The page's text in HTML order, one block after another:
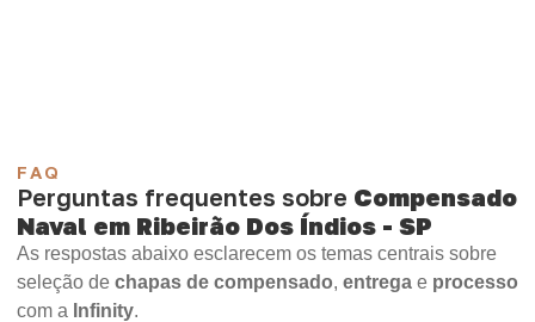
FAQ
Perguntas frequentes sobre Compensado
Naval em Ribeirão Dos Índios - SP
As respostas abaixo esclarecem os temas centrais sobre
seleção de chapas de compensado, entrega e processo
com a Infinity.